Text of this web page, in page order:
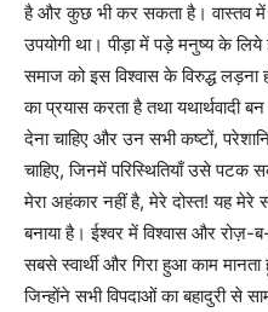
है और कुछ भी कर सकता है। वास्तव
उपयोगी था। पीड़ा में पड़े मनुष्य के लिये
समाज को इस विश्वास के विरुद्ध
का प्रयास करता है तथा यथार्थवादी
देना चाहिए और उन सभी कष्टों,
चाहिए, जिनमें परिस्थितियाँ उसे पटक
मेरा अहंकार नहीं है, मेरे दोस्त! यह
बनाया है। ईश्वर में विश्वास और रोज़-
सबसे स्वार्थी और गिरा हुआ काम
जिन्होंने सभी विपदाओं का बहादुरी से